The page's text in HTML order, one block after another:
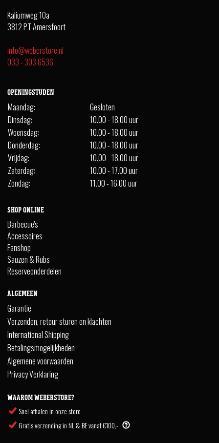
Kaliumweg 10a
3812 PT Amersfoort
info@weberstore.nl
033 - 303 6536
OPENINGSTIJDEN
Maandag:
Gesloten
Dinsdag:
10.00 - 18.00 uur
Woensdag:
10.00 - 18.00 uur
Donderdag:
10.00 - 18.00 uur
Vrijdag:
10.00 - 18.00 uur
Zaterdag:
10.00 - 17.00 uur
Zondag:
11.00 - 16.00 uur
SHOP ONLINE
Barbecue's
Accessoires
Fanshop
Sauzen & Rubs
Reserveonderdelen
ALGEMEEN
Garantie
Verzenden, retour sturen en klachten
International Shipping
Betalingsmogelijkheden
Algemene voorwaarden
Privacy Verklaring
WAAROM WEBERSTORE?
Snel afhalen in onze store
Gratis verzending in NL & BE vanaf €100,-